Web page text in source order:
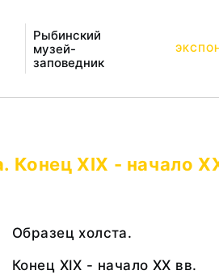
Рыбинский
музей-
заповедник
Конец XIX - начало
Образец холста.
Конец XIX - начало XX вв.